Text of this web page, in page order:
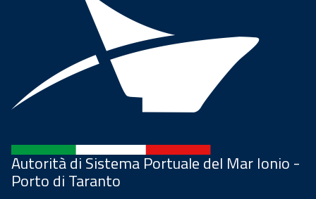
Autorità di Sistema Portuale del Mar Ionio -
Porto di Taranto